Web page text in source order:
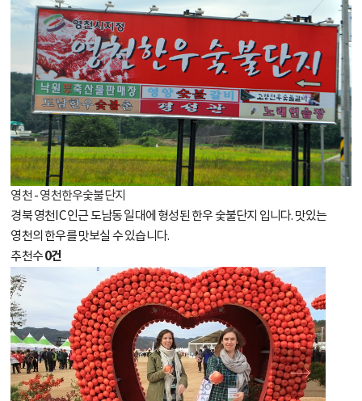
영천 - 영천한우숯불단지
경북 영천IC 인근 도남동 일대에 형성된 한우 숯불단지 입니다. 맛있는
영천의 한우를 맛보실 수 있습니다.
추천수0건